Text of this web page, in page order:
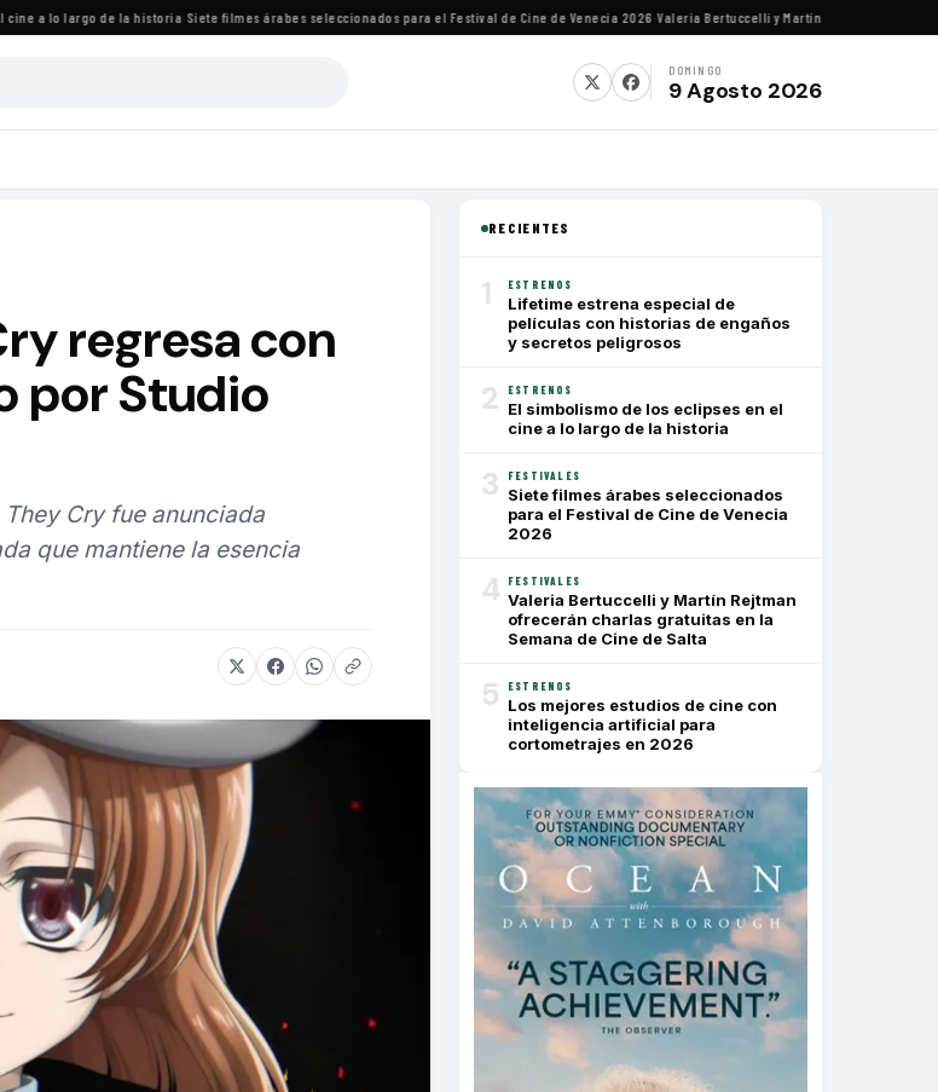
a lo largo de la historia·Siete filmes árabes seleccionados para el Festival de Cine de Venecia 2026·Valeria Bertuccelli y Martín Rejtman ofrecerán
DOMINGO
9 Agosto 2026
regresa con
por Studio
Cry fue anunciada
que mantiene la esencia
RECIENTES
1 ESTRENOS
Lifetime estrena especial de
películas con historias de engaños
y secretos peligrosos
2 ESTRENOS
El simbolismo de los eclipses en el
cine a lo largo de la historia
3 FESTIVALES
Siete filmes árabes seleccionados
para el Festival de Cine de Venecia
2026
4 FESTIVALES
Valeria Bertuccelli y Martín Rejtman
ofrecerán charlas gratuitas en la
Semana de Cine de Salta
5 ESTRENOS
Los mejores estudios de cine con
inteligencia artificial para
cortometrajes en 2026